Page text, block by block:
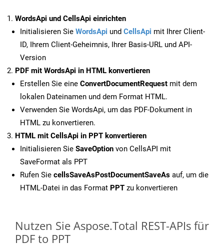
WordsApi und CellsApi einrichten
Initialisieren Sie WordsApi und CellsApi mit Ihrer Client-
ID, Ihrem Client-Geheimnis, Ihrer Basis-URL und API-
Version
PDF mit WordsApi in HTML konvertieren
Erstellen Sie eine ConvertDocumentRequest mit dem
lokalen Dateinamen und dem Format HTML.
Verwenden Sie WordsApi, um das PDF-Dokument in
HTML zu konvertieren.
HTML mit CellsApi in PPT konvertieren
Initialisieren Sie SaveOption von CellsAPI mit
SaveFormat als PPT
Rufen Sie cellsSaveAsPostDocumentSaveAs auf, um die
HTML-Datei in das Format PPT zu konvertieren
Nutzen Sie Aspose.Total REST-APIs für
PDF to PPT